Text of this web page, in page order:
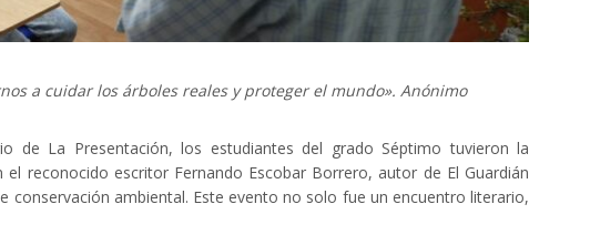
a cuidar los árboles reales y proteger el mundo». Anónimo
de La Presentación, los estudiantes del grado Séptimo tuvieron la
reconocido escritor Fernando Escobar Borrero, autor de El Guardián
conservación ambiental. Este evento no solo fue un encuentro literario,